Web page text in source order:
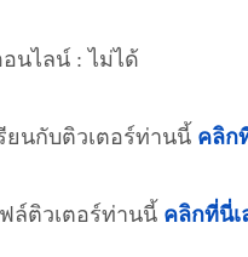
นไลน์ : ไม่ได้
ยนกับติวเตอร์ท่านนี้ คลิก
ล์ติวเตอร์ท่านนี้ คลิกที่นี่เ